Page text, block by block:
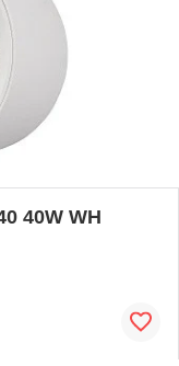
40W WH